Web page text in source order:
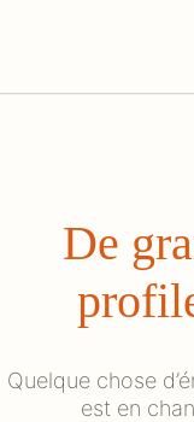
De
Quelque chose
est en